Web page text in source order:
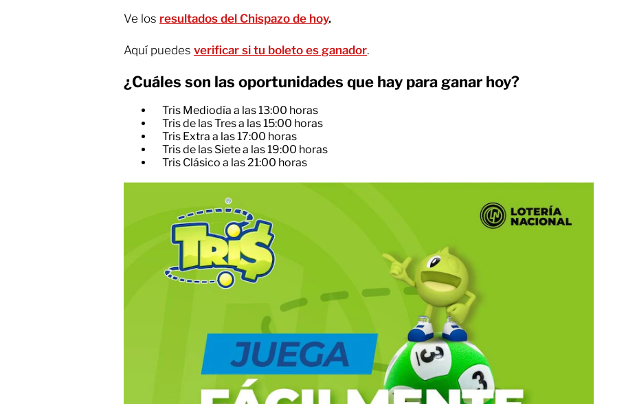
Ve los resultados del Chispazo de hoy.
Aquí puedes verificar si tu boleto es ganador.
¿Cuáles son las oportunidades que hay para ganar hoy?
Tris Mediodía a las 13:00 horas
Tris de las Tres a las 15:00 horas
Tris Extra a las 17:00 horas
Tris de las Siete a las 19:00 horas
Tris Clásico a las 21:00 horas